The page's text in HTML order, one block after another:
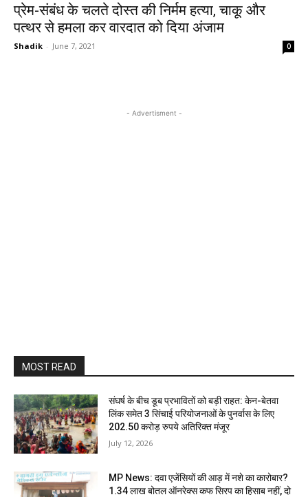
प्रेम-संबंध के चलते दोस्त की निर्मम हत्या, चाकू और
पत्थर से हमला कर वारदात को दिया अंजाम
Shadik - June 7, 2021 0
- Advertisment -
MOST READ
संघर्ष के बीच डूब प्रभावितों को बड़ी राहत: केन-बेतवा
लिंक समेत 3 सिंचाई परियोजनाओं के पुनर्वास के लिए
202.50 करोड़ रुपये अतिरिक्त मंजूर
July 12, 2026
MP News: दवा एजेंसियों की आड़ में नशे का कारोबार?
1.34 लाख बोतल ऑनरेक्स कफ सिरप का हिसाब नहीं, दो